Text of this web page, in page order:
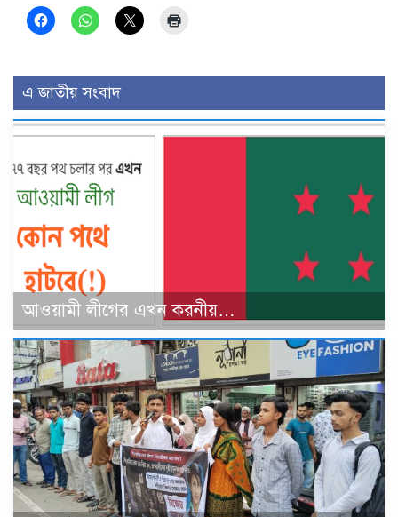
এ জাতীয় সংবাদ
আওয়ামী লীগের এখন করনীয়…